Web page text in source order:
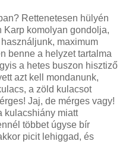
benne, akkor is tudom
mögötte tartalom és
meg
egy a számtalan technika
gyors kezelésére ajánlja,
tartja például a gyerek
sárga lámpás, amiket
nélkül enni, cipővel
semmilyen körülmények
megrúgni,
jelzéseket javasol az
és egyből tudhatja,
Rettenetesen hülyén
Karp komolyan gondolja,
maximum
benne a helyzet tartalma
a hetes buszon hisztiző
azt kell mondanunk,
a zöld kulacsot
Jaj, de mérges vagy!
kulacshiány miatt
többet úgyse bír
picit lehiggad, és